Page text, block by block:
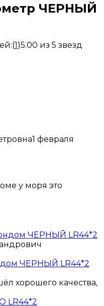
ЧЕРНЫЙ
(1)5.00 из 5 звезд
1 февраля
у моря это
ЧЕРНЫЙ LR44*2
хорошего качества,